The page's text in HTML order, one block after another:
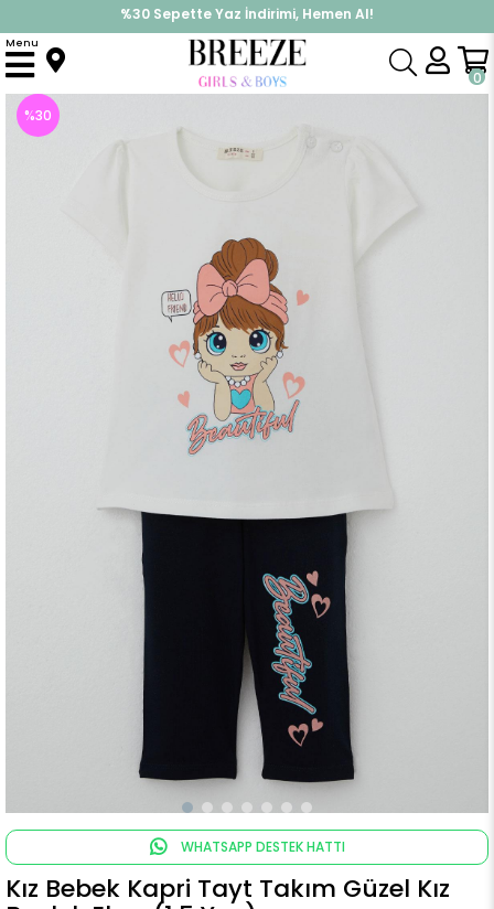
%30 Sepette Yaz İndirimi, Hemen Al!
İndirimlere ek %10 İndirimi Kap, Hemen Üye Ol!
0
Menu
Anasayfa Takımlar Kapri & Şort Takım Kız Bebek Kapri Tayt Takım Güzel Kız Baskılı Ekru (1.5 Yaş)
%30
WHATSAPP DESTEK HATTI
Kız Bebek Kapri Tayt Takım Güzel Kız